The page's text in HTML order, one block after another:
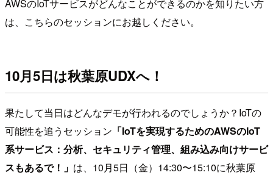
AWSのIoTサービスがどんなことができるのかを知りたい方
は、こちらのセッションにお越しください。
10月5日は秋葉原UDXへ！
果たして当日はどんなデモが行われるのでしょうか？IoTの
可能性を追うセッション 「IoTを実現するためのAWSのIoT
系サービス：分析、セキュリティ管理、組み込み向けサービ
スもあるで！」 は、10月5日（金）14:30〜15:10に秋葉原